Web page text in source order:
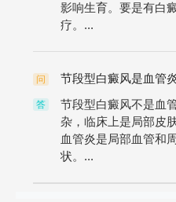
影响生育。要是有白
疗。...
问 节段型白癜风是血管
答
节段型白癜风不是血
杂，临床上是局部皮
血管炎是局部血管和
状。...